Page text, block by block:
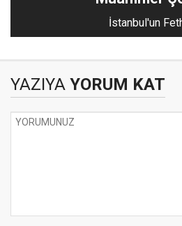
İstanbul'un
YAZIYA YORUM KAT